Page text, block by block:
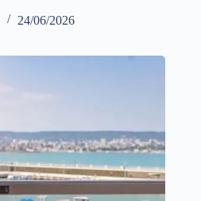
24/06/2026